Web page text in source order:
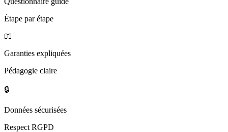
Étape par étape
📖
Garanties expliquées
Pédagogie claire
🔒
Données sécurisées
Respect RGPD